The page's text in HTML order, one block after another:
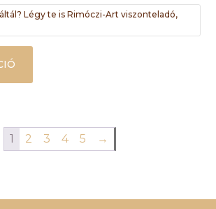
Légy te is Rimóczi-Art viszonteladó,
1 2 3 4 5 →